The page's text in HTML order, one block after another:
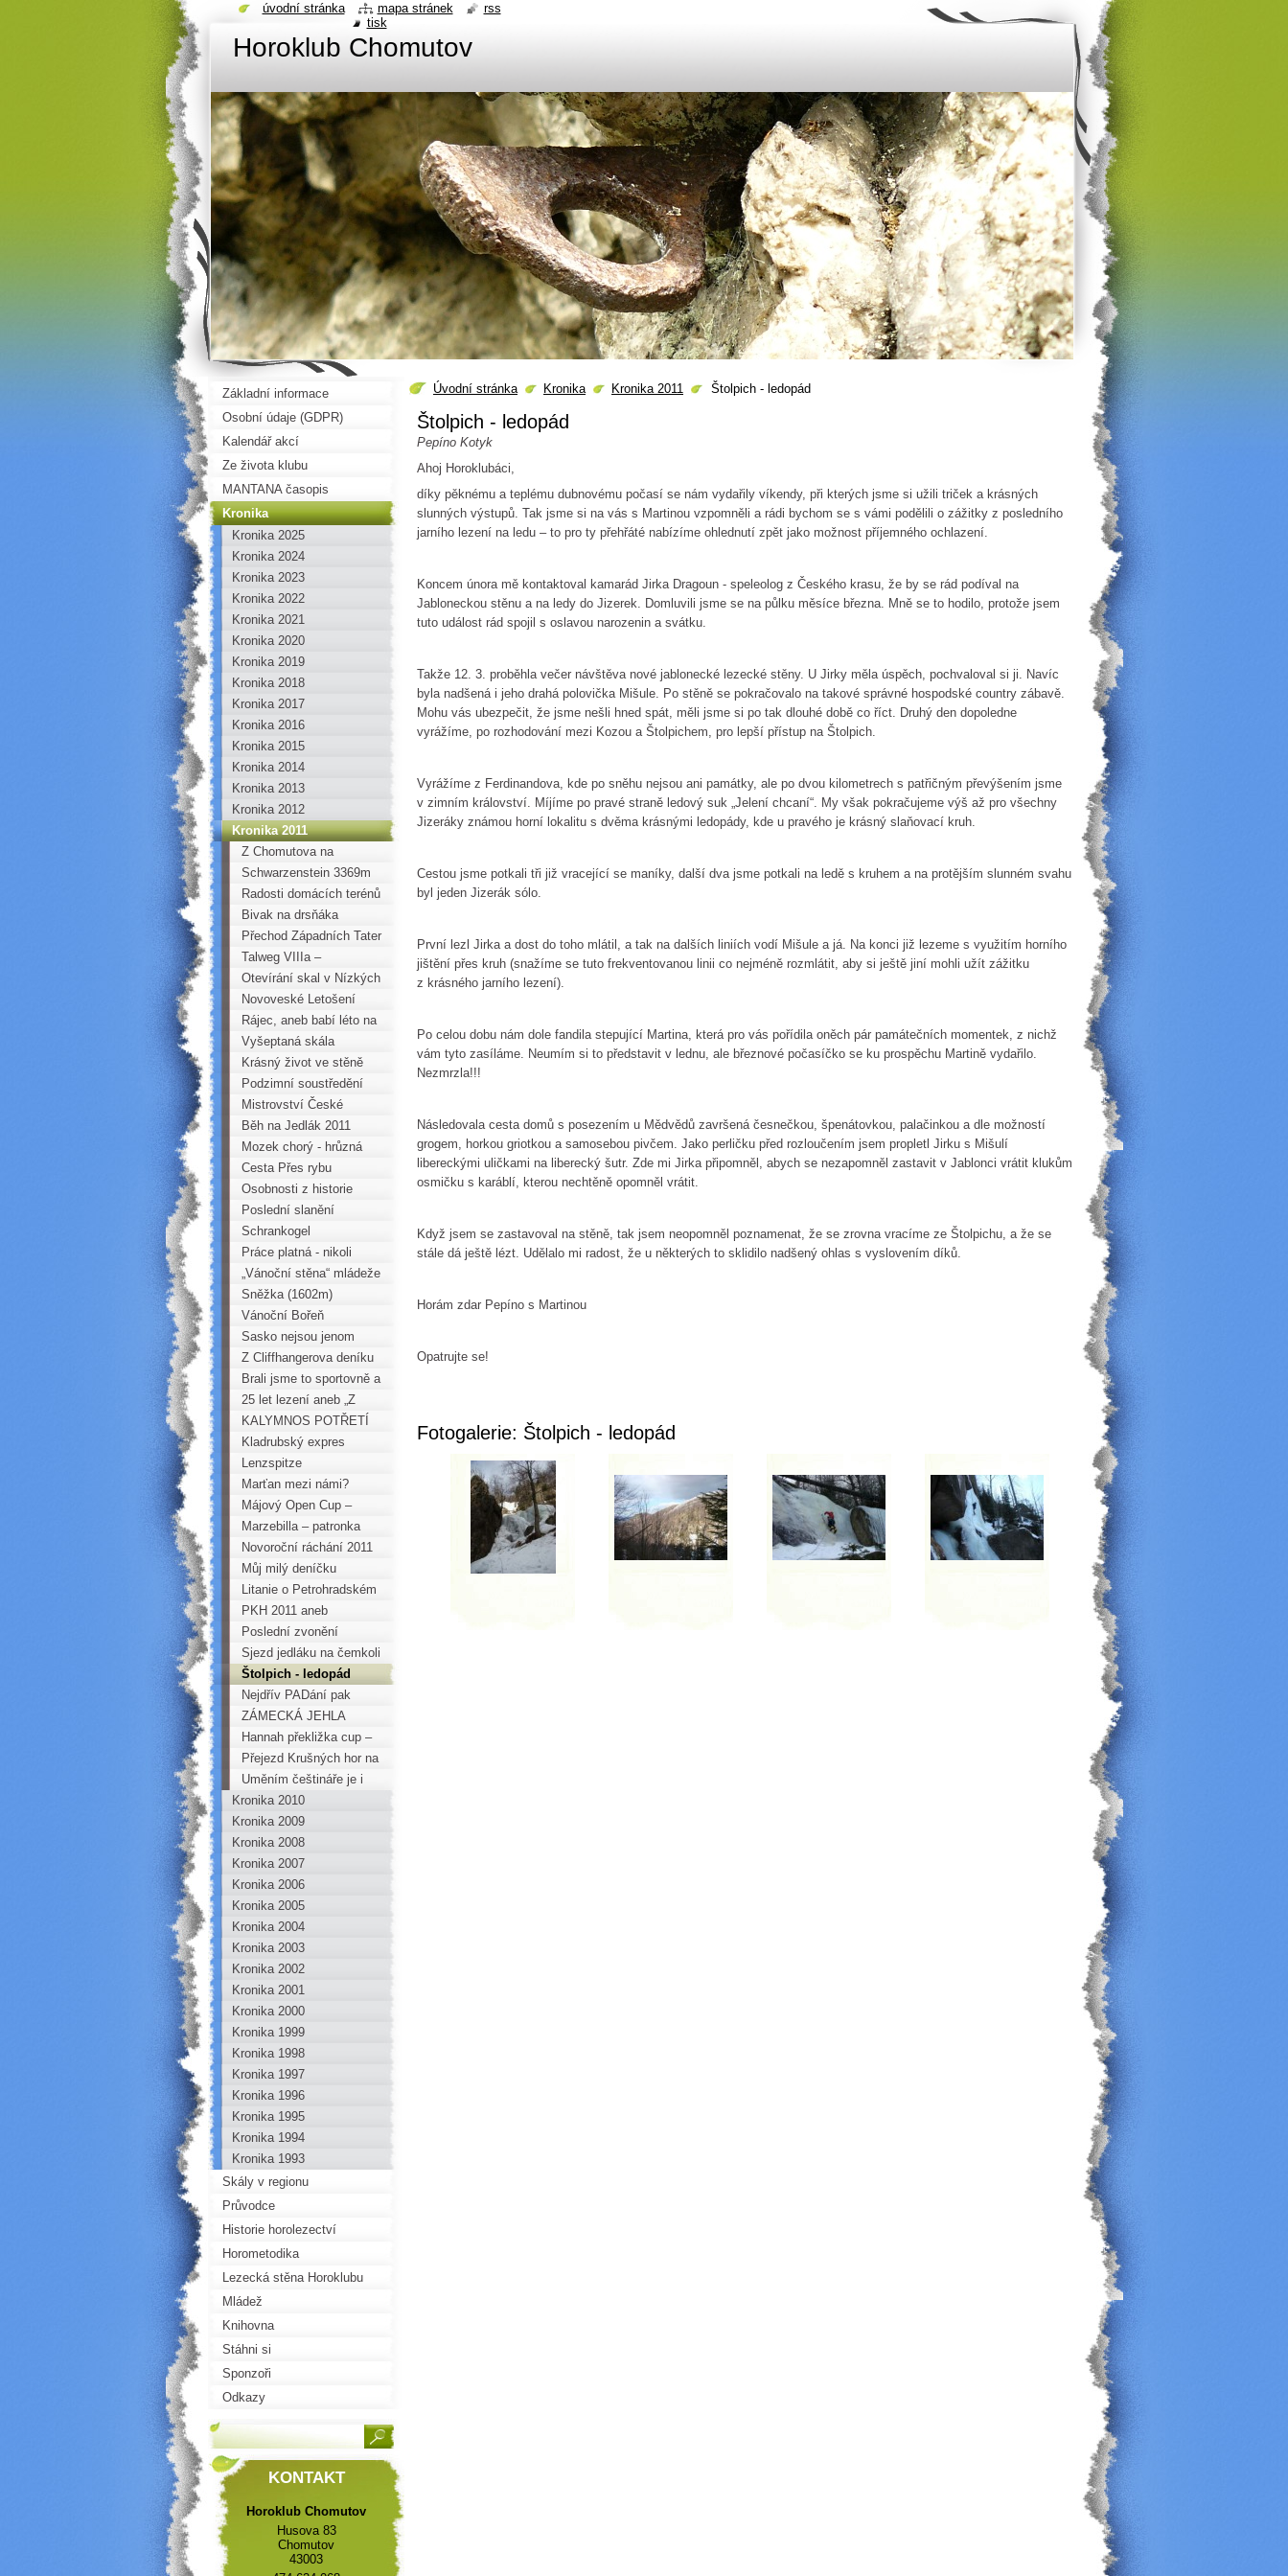
Horoklub Chomutov
Úvodní stránka Kronika Kronika 2011 Štolpich - ledopád
Štolpich - ledopád
Pepíno Kotyk
Ahoj Horoklubáci,
díky pěknému a teplému dubnovému počasí se nám vydařily víkendy, při kterých jsme si užili triček a krásných
slunných výstupů. Tak jsme si na vás s Martinou vzpomněli a rádi bychom se s vámi podělili o zážitky z posledního
jarního lezení na ledu – to pro ty přehřáté nabízíme ohlednutí zpět jako možnost příjemného ochlazení.
Koncem února mě kontaktoval kamarád Jirka Dragoun - speleolog z Českého krasu, že by se rád podíval na
Jabloneckou stěnu a na ledy do Jizerek. Domluvili jsme se na půlku měsíce března. Mně se to hodilo, protože jsem
tuto událost rád spojil s oslavou narozenin a svátku.
Takže 12. 3. proběhla večer návštěva nové jablonecké lezecké stěny. U Jirky měla úspěch, pochvaloval si ji. Navíc
byla nadšená i jeho drahá polovička Mišule. Po stěně se pokračovalo na takové správné hospodské country zábavě.
Mohu vás ubezpečit, že jsme nešli hned spát, měli jsme si po tak dlouhé době co říct. Druhý den dopoledne
vyrážíme, po rozhodování mezi Kozou a Štolpichem, pro lepší přístup na Štolpich.
Vyrážíme z Ferdinandova, kde po sněhu nejsou ani památky, ale po dvou kilometrech s patřičným převýšením jsme
v zimním království. Míjíme po pravé straně ledový suk „Jelení chcaní“. My však pokračujeme výš až pro všechny
Jizeráky známou horní lokalitu s dvěma krásnými ledopády, kde u pravého je krásný slaňovací kruh.
Cestou jsme potkali tři již vracející se maníky, další dva jsme potkali na ledě s kruhem a na protějším slunném svahu
byl jeden Jizerák sólo.
První lezl Jirka a dost do toho mlátil, a tak na dalších liniích vodí Mišule a já. Na konci již lezeme s využitím horního
jištění přes kruh (snažíme se tuto frekventovanou linii co nejméně rozmlátit, aby si ještě jiní mohli užít zážitku
z krásného jarního lezení).
Po celou dobu nám dole fandila stepující Martina, která pro vás pořídila oněch pár památečních momentek, z nichž
vám tyto zasíláme. Neumím si to představit v lednu, ale březnové počasíčko se ku prospěchu Martině vydařilo.
Nezmrzla!!!
Následovala cesta domů s posezením u Mědvědů završená česnečkou, špenátovkou, palačinkou a dle možností
grogem, horkou griotkou a samosebou pivčem. Jako perličku před rozloučením jsem propletl Jirku s Mišulí
libereckými uličkami na liberecký šutr. Zde mi Jirka připomněl, abych se nezapomněl zastavit v Jablonci vrátit klukům
osmičku s karáblí, kterou nechtěně opomněl vrátit.
Když jsem se zastavoval na stěně, tak jsem neopomněl poznamenat, že se zrovna vracíme ze Štolpichu, a že se
stále dá ještě lézt. Udělalo mi radost, že u některých to sklidilo nadšený ohlas s vyslovením díků.
Horám zdar Pepíno s Martinou
Opatrujte se!
Fotogalerie: Štolpich - ledopád
Základní informace
Osobní údaje (GDPR)
Kalendář akcí
Ze života klubu
MANTANA časopis
Kronika
Kronika 2025
Kronika 2024
Kronika 2023
Kronika 2022
Kronika 2021
Kronika 2020
Kronika 2019
Kronika 2018
Kronika 2017
Kronika 2016
Kronika 2015
Kronika 2014
Kronika 2013
Kronika 2012
Kronika 2011
Z Chomutova na
Watzmann na kole a zpět
Schwarzenstein 3369m
Radosti domácích terénů
Bivak na drsňáka
Přechod Západních Tater
- sólo
Talweg VIIIa –
Hőllenhund - Rathen
Otevírání skal v Nízkých
Tatrách 2011
Novoveské Letošení
Rájec, aneb babí léto na
písku
Vyšeptaná skála
Krásný život ve stěně
Östlicher Schoberkopf
Podzimní soustředění
mládeže - ARCO
Mistrovství České
republiky v lezení na
obtížnost 2011 Choceň
Běh na Jedlák 2011
Mozek chorý - hrůzná
story
Cesta Přes rybu
Osobnosti z historie
Krušných hor (1. část)
Poslední slanění
Horoklubu Chomutov
Schrankogel
Práce platná - nikoli
kvapná!
„Vánoční stěna“ mládeže
Horoklubu dne 22.12.2011
Sněžka (1602m)
Vánoční Bořeň
Sasko nejsou jenom
písky – Bienenmühle
Z Cliffhangerova deníku
Brali jsme to sportovně a
s humorem
25 let lezení aneb „Z
Jířovo deníčku“
KALYMNOS POTŘETÍ
Kladrubský expres
Lenzspitze
Marťan mezi námi?
Májový Open Cup –
Velká cena Singing Rock
Marzebilla – patronka
Krušných hor
Novoroční ráchání 2011
Můj milý deníčku
Litanie o Petrohradském
PADání
PKH 2011 aneb
Krušnohorská „stovka“ na
běžkách
Poslední zvonění
Sjezd jedláku na čemkoli
Štolpich - ledopád
Nejdřív PADání pak
vozembouchání
ZÁMECKÁ JEHLA
Hannah překližka cup –
Podzimní lezení
Přejezd Krušných hor na
kole
Uměním češtináře je i
stručnost
Kronika 2010
Kronika 2009
Kronika 2008
Kronika 2007
Kronika 2006
Kronika 2005
Kronika 2004
Kronika 2003
Kronika 2002
Kronika 2001
Kronika 2000
Kronika 1999
Kronika 1998
Kronika 1997
Kronika 1996
Kronika 1995
Kronika 1994
Kronika 1993
Skály v regionu
Průvodce
Historie horolezectví
Horometodika
Lezecká stěna Horoklubu
Mládež
Knihovna
Stáhni si
Sponzoři
Odkazy
KONTAKT
Horoklub Chomutov
Husova 83
Chomutov
43003
úvodní stránka mapa stránek
rss
tisk